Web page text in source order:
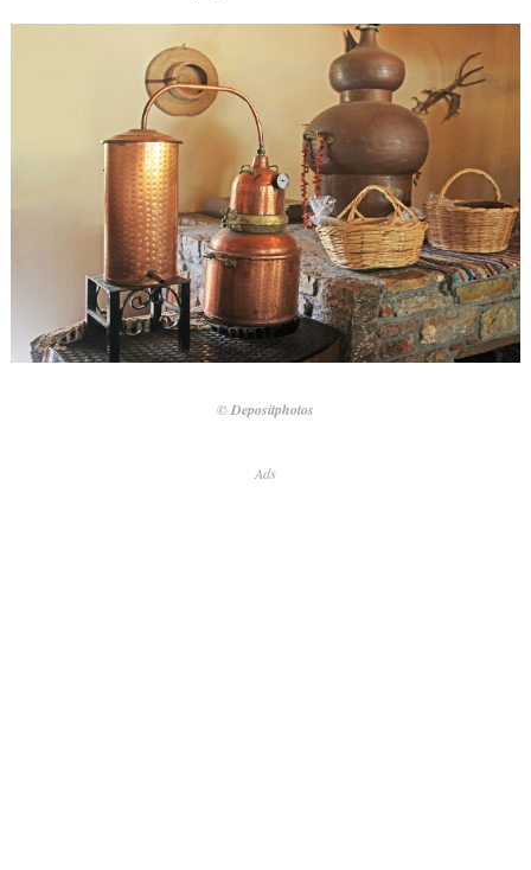
© Depositphotos
Ads